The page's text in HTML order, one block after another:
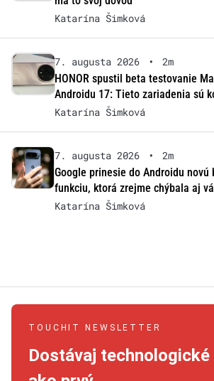
Katarína Šimková
7. augusta 2026 •
2m
HONOR spustil beta testovanie
Androidu 17: Tieto zariadenia sú
Katarína Šimková
7. augusta 2026 •
2m
Google prinesie do Androidu novú
funkciu, ktorá zrejme chýbala aj
Katarína Šimková
TOUCHIT NEWSLETTER
Dostávaj technologické